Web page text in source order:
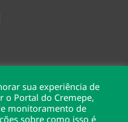
sua experiência de
o Portal do Cremepe,
monitoramento de
sobre como isso é